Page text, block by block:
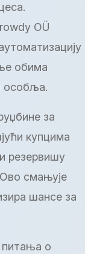
OÜ
обима
особља.
за
купцима
резервишу
смањује
шансе за
питања о